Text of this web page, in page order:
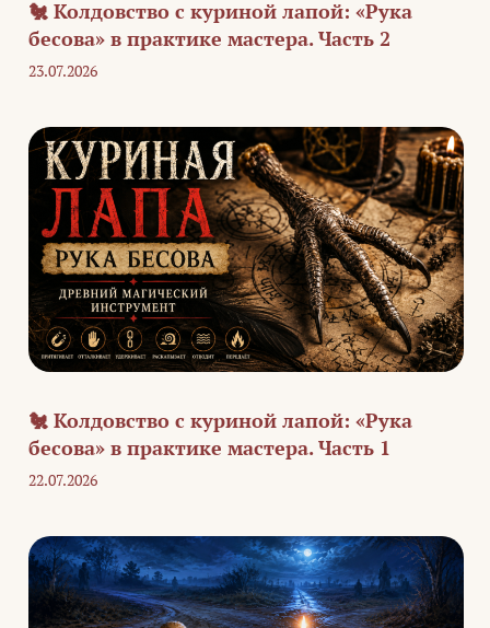
🐔 Колдовство с куриной лапой: «Рука
бесова» в практике мастера. Часть 2
23.07.2026
🐔 Колдовство с куриной лапой: «Рука
бесова» в практике мастера. Часть 1
22.07.2026